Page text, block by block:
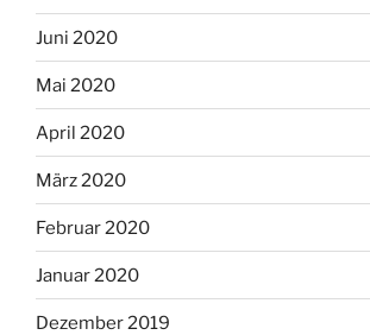
Juni 2020
Mai 2020
April 2020
März 2020
Februar 2020
Januar 2020
Dezember 2019